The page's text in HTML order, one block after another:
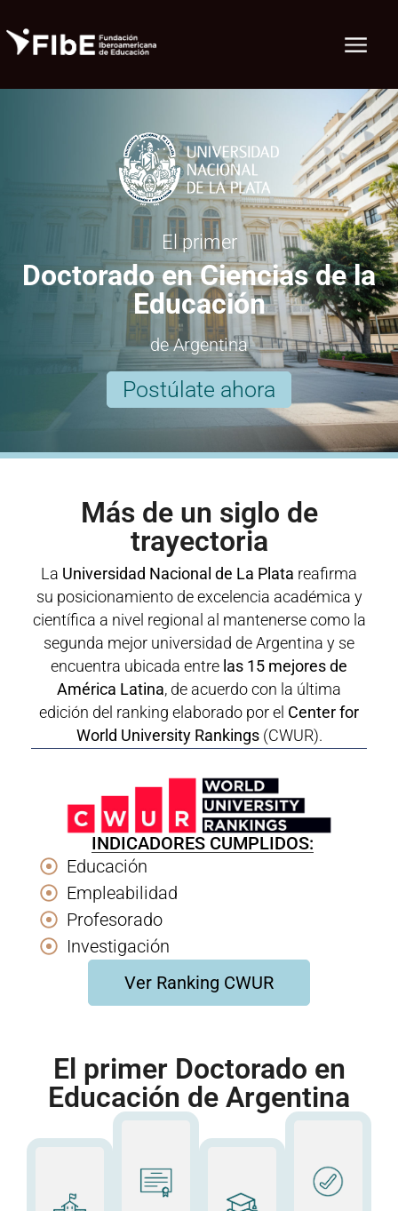
Fundacion Iberoamericana de Educación
El primer
Doctorado en Ciencias de la
Educación
de Argentina
Postúlate ahora
Más de un siglo de
trayectoria
La Universidad Nacional de La Plata reafirma
su posicionamiento de excelencia académica y
científica a nivel regional al mantenerse como la
segunda mejor universidad de Argentina y se
encuentra ubicada entre las 15 mejores de
América Latina, de acuerdo con la última
edición del ranking elaborado por el Center for
World University Rankings(CWUR).
INDICADORES CUMPLIDOS:
Educación
Empleabilidad
Profesorado
Investigación
Ver Ranking CWUR
El primer Doctorado en
Educación de Argentina